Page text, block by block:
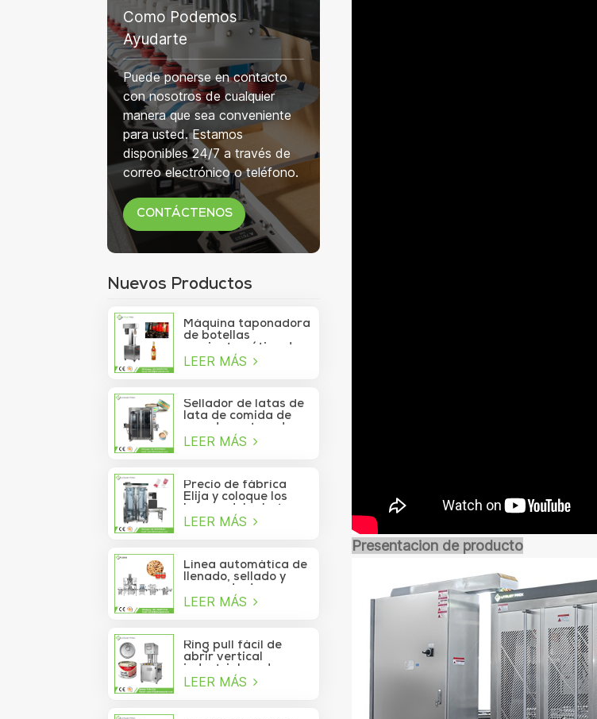
Como Podemos
Ayudarte
Puede ponerse en contacto
con nosotros de cualquier
manera que sea conveniente
para usted. Estamos
disponibles 24/7 a través de
correo electrónico o teléfono.
CONTÁCTENOS
Nuevos Productos
Máquina taponadora
de botellas
semiautomática de
750 ml para botellas
LEER MÁS
Sellador de latas de
lata de comida de
mar de contenedor
de vacío de sardina
LEER MÁS
Precio de fábrica
Elija y coloque los
brazos del robot
Delta para la bolsita
LEER MÁS
Línea automática de
llenado, sellado y
alimentos para
LEER MÁS
Ring pull fácil de
abrir vertical
industrial cerdo
almuerzo pollo
LEER MÁS
Presentacion de producto